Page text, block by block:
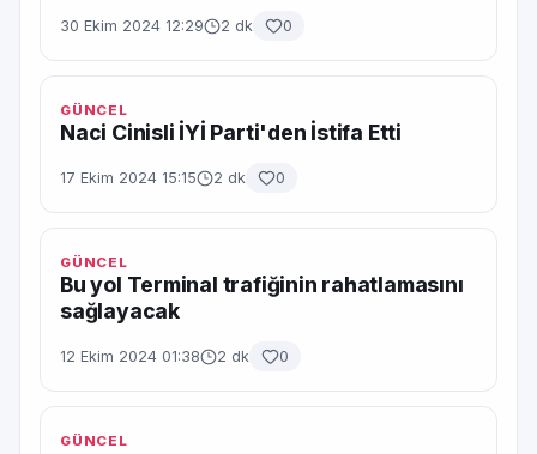
30 Ekim 2024 12:29 2 dk 0
GÜNCEL
Naci Cinisli İYİ Parti'den İstifa Etti
17 Ekim 2024 15:15 2 dk 0
GÜNCEL
Bu yol Terminal trafiğinin rahatlamasını
sağlayacak
12 Ekim 2024 01:38 2 dk 0
GÜNCEL